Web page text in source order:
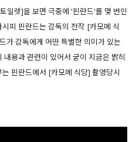
일렛]을 보면 극중에 '핀란드'를 몇 번인
피 핀란드는 감독의 전작 [카모메 식
가 감독에게 어떤 특별한 의미가 있는
용과 관련이 있어서 굳이 지금은 밝히
핀란드에서 [카모메 식당] 촬영당시